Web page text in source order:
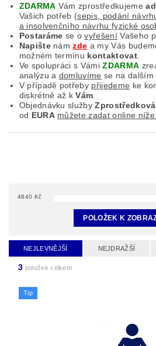
ZDARMA Vám zprostředkujeme
Vašich potřeb (sepis, podání
a insolvenčního návrhu fyzické
Postaráme se ovyřešeníVašeho
Napištenámzde a my Vás
možném termínu kontaktovat.
Ve spolupráci s VámiZDARMA
analýzu a domluvíme se na dalším
V případě potřeby přijedeme ke
diskrétně až kVám
Objednávku služby
od EURA můžete zadat online
4840 Kč
POLOŽEK K
NEJLEVNĚJŠÍ NEJDRAŽŠÍ
3 položek celkem
Tip